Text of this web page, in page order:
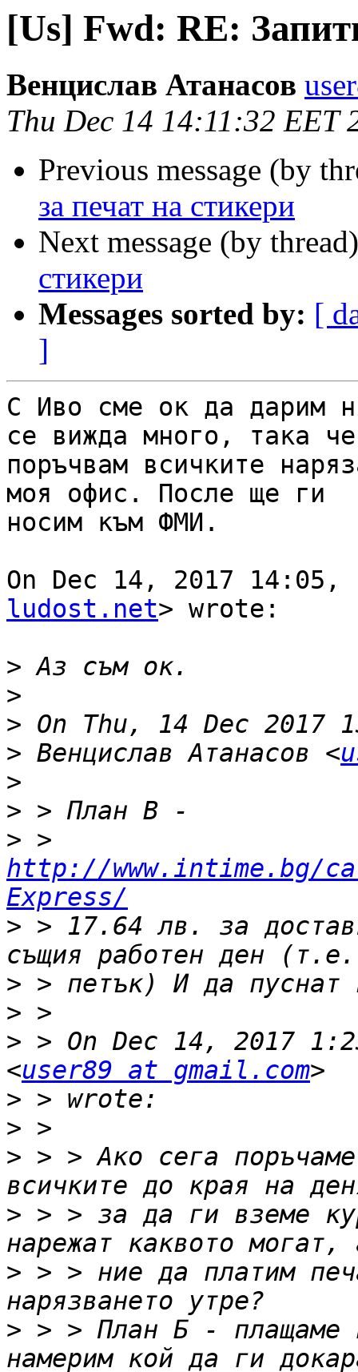
[Us] Fwd: RE:
Венцислав Атанасов
Thu Dec 14 14:11:32 EET
Previous message (by
за печат на стикери
Next message (by
стикери
Messages sorted by: [
]
С Иво сме ок да дарим
се вижда много, така че
поръчвам всичките
моя офис. После ще ги
носим към ФМИ.
On Dec 14, 2017
ludost.net> wrote:
>
>
>
> Венцислав Атанасов <
>
>
>
http://www.intime.bg/
Express/
> > 17.64 лв. за
>
>
> > On Dec 14, 2017
<user89 at gmail.com
>
>
> > > Ако сега
> > > за да ги вземе
> > > ние да платим
> > > План Б - плащаме